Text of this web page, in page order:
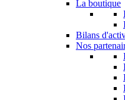
La boutique
Bilans
Nos